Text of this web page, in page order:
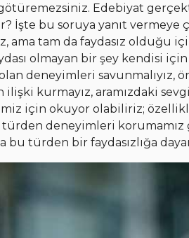
Edebiyat
İşte bu soruya yanıt vermeye
ama tam da faydasız olduğu
olmayan bir şey kendisi
deneyimleri savunmalıyız,
ilişki kurmayız, aramızdaki
için okuyor olabiliriz;
deneyimleri korumamız
bu türden bir faydasızlığa